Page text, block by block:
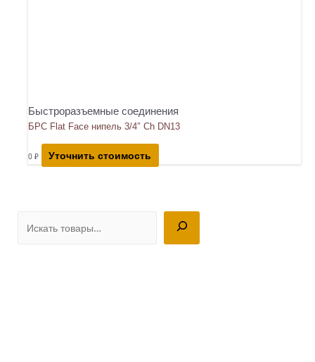
Быстроразъемные соединения
БРС Flat Face нипель 3/4″ Ch DN13
0 ₽ Уточнить стоимость